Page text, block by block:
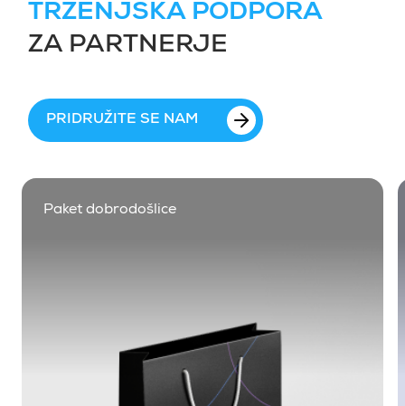
TRŽENJSKA PODPORA
ZA PARTNERJE
PRIDRUŽITE SE NAM
Paket dobrodošlice